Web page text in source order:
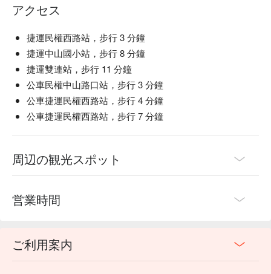
アクセス
捷運民權西路站，步行 3 分鐘
捷運中山國小站，步行 8 分鐘
捷運雙連站，步行 11 分鐘
公車民權中山路口站，步行 3 分鐘
公車捷運民權西路站，步行 4 分鐘
公車捷運民權西路站，步行 7 分鐘
周辺の観光スポット
営業時間
ご利用案内